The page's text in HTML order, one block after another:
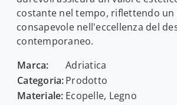
costante nel tempo, riflettendo
consapevole nell'eccellenza del
contemporaneo.
Marca:
Adriatica
Categoria:Prodotto
Materiale: Ecopelle, Legno